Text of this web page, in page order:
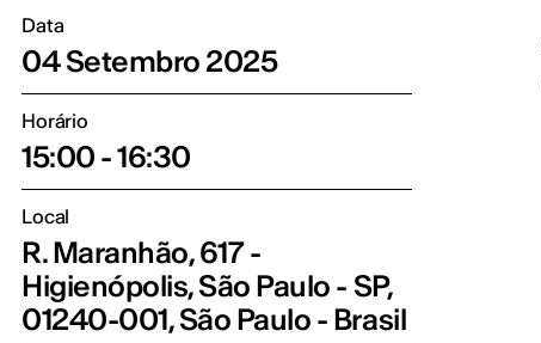
Data
04 Setembro 2025
Horário
15:00 - 16:30
Local
R. Maranhão, 617 -
Higienópolis, São Paulo - SP,
01240-001, São Paulo - Brasil